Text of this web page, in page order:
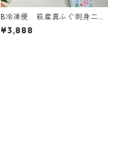
B冷凍便 萩産真ふぐ刺身二種
盛り【原料は全て国産】
¥3,888